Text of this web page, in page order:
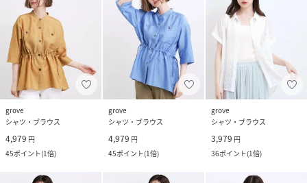
grove
シャツ・ブラウス
4,979 円
45ポイント(1倍)
grove
シャツ・ブラウス
4,979 円
45ポイント(1倍)
grove
シャツ・ブラウス
3,979 円
36ポイント(1倍)